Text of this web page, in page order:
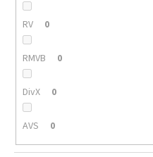
RV 0
RMVB 0
DivX 0
AVS 0